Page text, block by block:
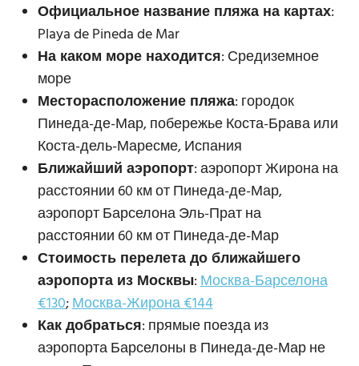
Официальное название пляжа на картах:
Playa de Pineda de Mar
На каком море находится: Средиземное
море
Месторасположение пляжа: городок
Пинеда-де-Мар, побережье Коста-Брава или
Коста-дель-Маресме, Испания
Ближайший аэропорт: аэропорт Жирона на
расстоянии 60 км от Пинеда-де-Мар,
аэропорт Барселона Эль-Прат на
расстоянии 60 км от Пинеда-де-Мар
Стоимость перелета до ближайшего
аэропорта из Москвы:Москва-Барселона
€130;Москва-Жирона €144
Как добраться: прямые поезда из
аэропорта Барселоны в Пинеда-де-Мар не